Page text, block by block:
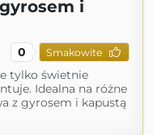
i
0 Smakowite
tylko świetnie
Idealna na różne
z gyrosem i kapustą